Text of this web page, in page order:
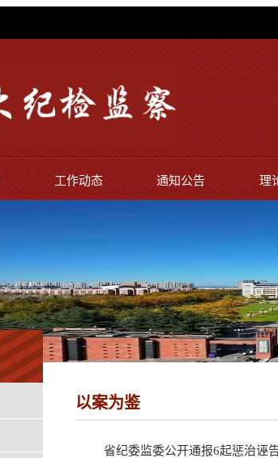
工作动态 通知公告 理
以案为鉴
省纪委监委公开通报6起惩治诬